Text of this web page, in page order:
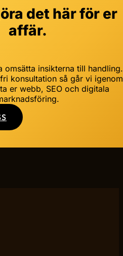
det här för er
affär.
omsätta insikterna till handling.
konsultation så går vi igenom
er webb, SEO och digitala